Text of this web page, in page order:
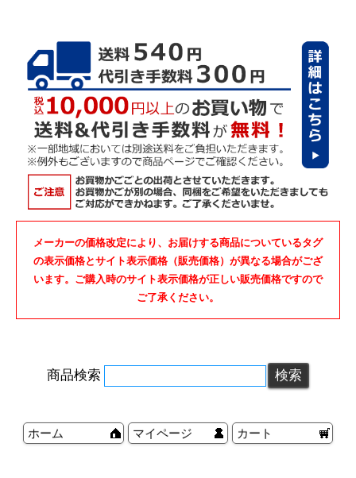
メーカーの価格改定により、お届けする商品についているタグ
の表示価格とサイト表示価格（販売価格）が異なる場合がござ
います。ご購入時のサイト表示価格が正しい販売価格ですので
ご了承ください。
商品検索
ホーム マイページ カート